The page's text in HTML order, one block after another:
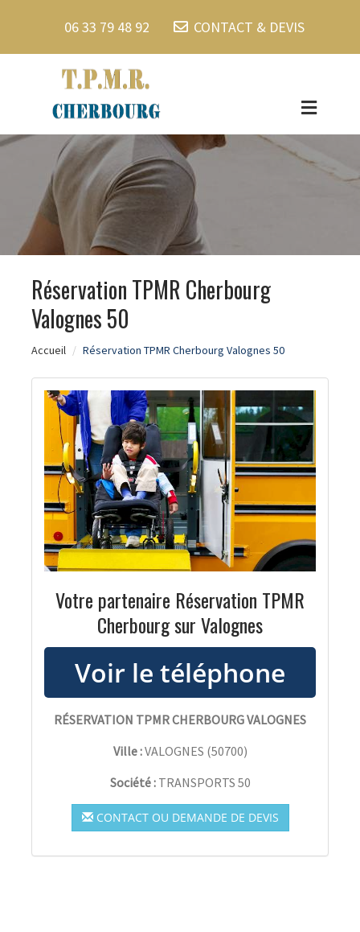
06 33 79 48 92 CONTACT & DEVIS
Réservation TPMR Cherbourg
Valognes 50
Accueil Réservation TPMR Cherbourg Valognes 50
Votre partenaire Réservation TPMR
Cherbourg sur Valognes
RÉSERVATION TPMR CHERBOURG VALOGNES
Ville :VALOGNES (50700)
Société : TRANSPORTS 50
CONTACT OU DEMANDE DE DEVIS